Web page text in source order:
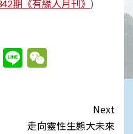
期《有緣人月刊》 )
Telegram
Line
Next
走向靈性生態大未來